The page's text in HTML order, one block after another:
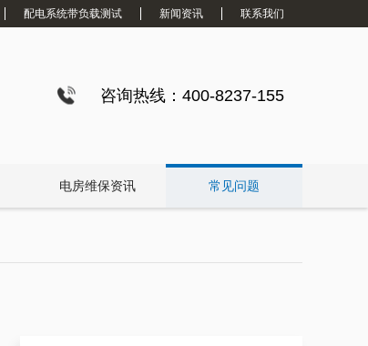
配电系统带负载测试 新闻资讯 联系我们
咨询热线：400-8237-155
电房维保资讯 常见问题